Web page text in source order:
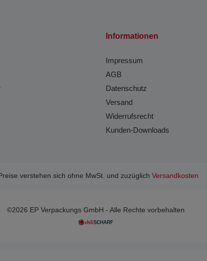
Informationen
Impressum
AGB
Datenschutz
Versand
Widerrufsrecht
Kunden-Downloads
verstehen sich ohne MwSt. und zuzüglich Versandkosten
©2026 EP Verpackungs GmbH - Alle Rechte vorbehalten